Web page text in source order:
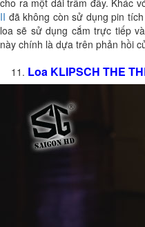
cho ra một dải trầm đầy. Khác
II đã không còn sử dụng pin
loa sẽ sử dụng cắm trực tiếp
này chính là dựa trên phản hồi
Loa KLIPSCH THE